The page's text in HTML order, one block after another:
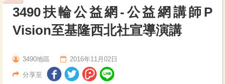
3490扶輪公益網-公益網講師P
Vision至基隆西北社宣導演講
3490地區 2016年11月02日
分享至